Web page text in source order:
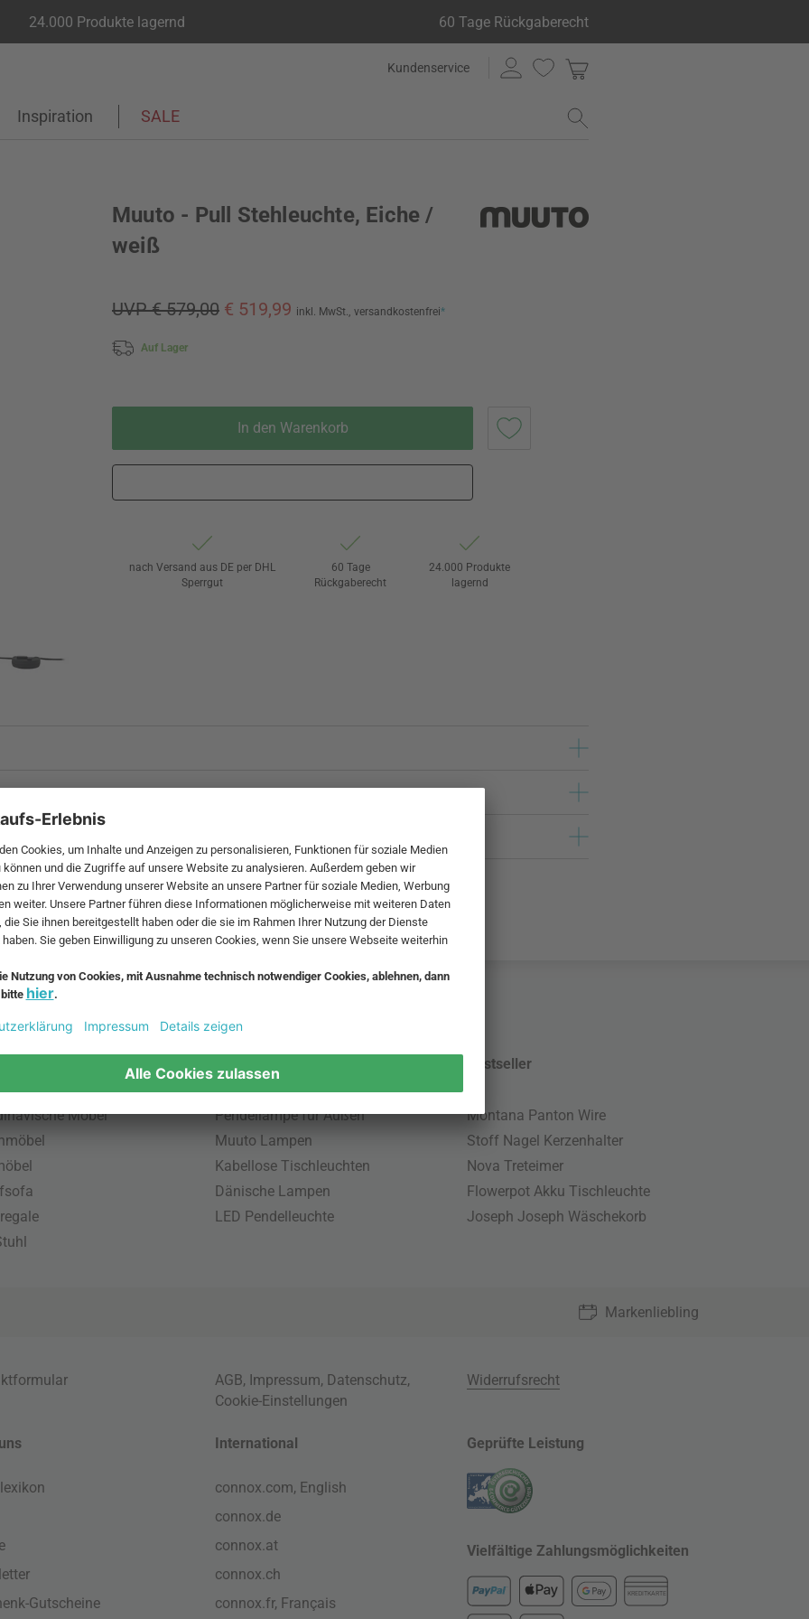
24.000 Produkte lagernd 60 Tage Rückgaberecht
Kundenservice
Inspiration SALE
Muuto - Pull Stehleuchte, Eiche /
weiß
UVP € 579,00 € 519,99 inkl. MwSt., versandkostenfrei*
Auf Lager
In den Warenkorb
nach Versand aus DE per DHL
Sperrgut
60 Tage
Rückgaberecht
24.000 Produkte
lagernd
und zzgl.
Möbel
Beliebte Leuchten
Pendellampe für Außen
Muuto Lampen
Kabellose Tischleuchten
Dänische Lampen
LED Pendelleuchte
Bestseller
Montana Panton Wire
Stoff Nagel Kerzenhalter
Nova Treteimer
Flowerpot Akku Tischleuchte
Joseph Joseph Wäschekorb
Markenliebling
AGB, Impressum, Datenschutz,
Cookie-Einstellungen
Widerrufsrecht
Gutscheine
International
connox.com, English
connox.de
connox.at
connox.ch
connox.fr, Français
Geprüfte Leistung
Vielfältige Zahlungsmöglichkeiten
KREDITKARTE